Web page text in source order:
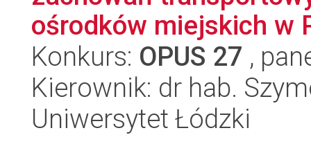
ośrodków miejskich w
Konkurs: OPUS 27 ,
Kierownik: dr hab.
Uniwersytet Łódzki